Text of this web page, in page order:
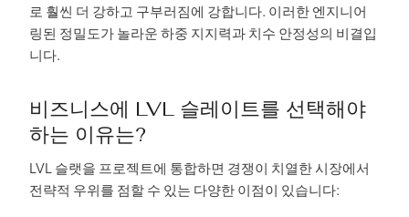
로 훨씬 더 강하고 구부러짐에 강합니다. 이러한 엔지니어
링된 정밀도가 놀라운 하중 지지력과 치수 안정성의 비결입
니다.
비즈니스에 LVL 슬레이트를 선택해야
하는 이유는?
LVL 슬랫을 프로젝트에 통합하면 경쟁이 치열한 시장에서
전략적 우위를 점할 수 있는 다양한 이점이 있습니다: